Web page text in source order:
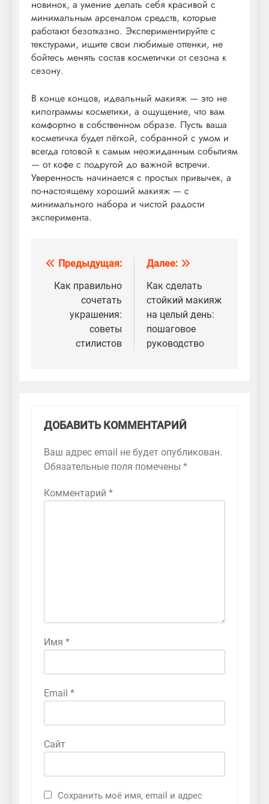
новинок, а умение делать себя красивой с
минимальным арсеналом средств, которые
работают безотказно. Экспериментируйте с
текстурами, ищите свои любимые оттенки, не
бойтесь менять состав косметички от сезона к
сезону.
В конце концов, идеальный макияж — это не
килограммы косметики, а ощущение, что вам
комфортно в собственном образе. Пусть ваша
косметичка будет лёгкой, собранной с умом и
всегда готовой к самым неожиданным событиям
— от кофе с подругой до важной встречи.
Уверенность начинается с простых привычек, а
по-настоящему хороший макияж — с
минимального набора и чистой радости
эксперимента.
Навигация
по
записям
Предыдущая:
Как правильно
сочетать
украшения:
советы
стилистов
Далее:
Как сделать
стойкий макияж
на целый день:
пошаговое
руководство
ДОБАВИТЬ КОММЕНТАРИЙ
Ваш адрес email не будет опубликован.
Обязательные поля помечены *
Комментарий *
Имя *
Email *
Сайт
Сохранить моё имя, email и адрес